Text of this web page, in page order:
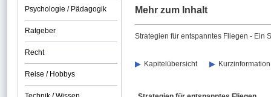
Mehr zum Inhalt
Strategien für entspanntes Fliegen - Ein
Kapitelübersicht Kurzinformation
Psychologie / Pädagogik
Ratgeber
Recht
Reise / Hobbys